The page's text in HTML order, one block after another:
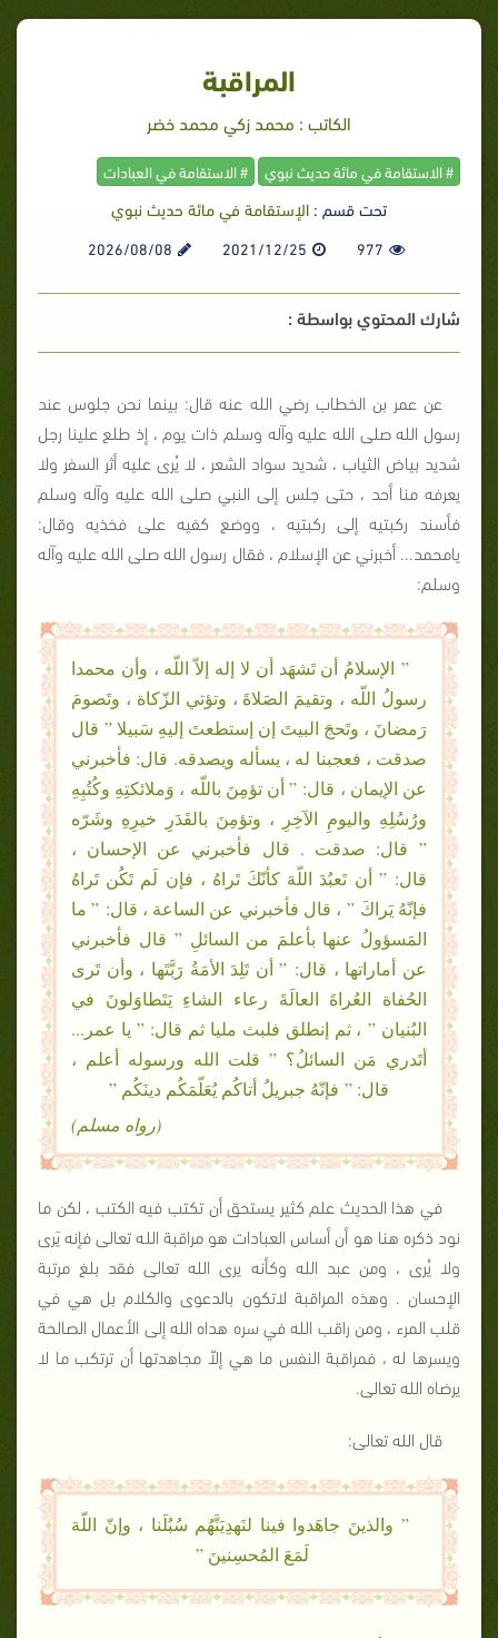
المراقبة
الكاتب : محمد زكي محمد خضر
# الاستقامة في مائة حديث نبوي # الاستقامة في العبادات
تحت قسم : الإستقامة في مائة حديث نبوي
977
2021/12/25
2026/08/08
شارك المحتوي بواسطة :
عن عمر بن الخطاب رضي الله عنه قال: بينما نحن جلوس عند
رسول الله صلى الله عليه وآله وسلم ذات يوم ، إذ طلع علينا رجل
شديد بياض الثياب ، شديد سواد الشعر ، لا يُرى عليه أثر السفر ولا
يعرفه منا أحد ، حتى جلس إلى النبي صلى الله عليه وآله وسلم
فأسند ركبتيه إلى ركبتيه ، ووضع كفيه على فخذيه وقال:
يامحمد... أخبرني عن الإسلام ، فقال رسول الله صلى الله عليه وآله
وسلم:
” الإسلامُ أن تَشهَد أن لا إله إلاّ اللّه ، وأن محمدا
رسولُ اللّه ، وتقيمَ الصَلاةَ ، وتؤتي الزّكاة ، وتَصومَ
رَمضانَ ، وتَحجَ البيتَ إن إستطعتَ إليهِ سَبيلا ” قال
صدقت ، فعجبنا له ، يسأله ويصدقه. قال: فأخبرني
عن الإيمان ، قال: ” أن تؤمِنَ باللّه ، وَملائكتِهِ وكُتُبِهِ
ورُسُلِهِ واليومِ الآخِرِ ، وتؤمِنَ بالقَدَرِ خيرِهِ وشَرّه
” قال: صدقت . قال فأخبرني عن الإحسان ،
قال: ” أن تَعبُدَ اللّهَ كأنّكَ تَراهُ ، فإن لَم تَكُن تَراهُ
فإنّهُ يَراكَ ” ، قال فأخبرني عن الساعة ، قال: ” ما
المَسؤولُ عنها بأعلمَ من السائلِ ” قال فأخبرني
عن أماراتها ، قال: ” أن تَلِدَ الأمَةُ رَبَّتَها ، وأن تَرى
الحُفاة العُراةَ العالَةَ رعاء الشاءِ يَتَطاوَلونَ في
البُنيان ” ، ثم إنطلق فلبث مليا ثم قال: ” يا عمر...
أتَدري مَن السائلُ؟ ” قلت الله ورسوله أعلم ،
قال: ” فإنّهُ جبريلُ أتاكُم يُعَلّمَكُم دينَكُم ”
(رواه مسلم)
في هذا الحديث علم كثير يستحق أن تكتب فيه الكتب ، لكن ما
نود ذكره هنا هو أن أساس العبادات هو مراقبة الله تعالى فإنه يَرى
ولا يُرى ، ومن عبد الله وكأنه يرى الله تعالى فقد بلغ مرتبة
الإحسان . وهذه المراقبة لاتكون بالدعوى والكلام بل هي في
قلب المرء ، ومن راقب الله في سره هداه الله إلى الأعمال الصالحة
ويسرها له ، فمراقبة النفس ما هي إلاّ مجاهدتها أن ترتكب ما لا
يرضاه الله تعالى.
قال الله تعالى:
” والذينَ جاهَدوا فينا لنَهدِيَنَّهُم سُبُلَنا ، وإنّ اللّهَ
لَمَعَ المُحسِنينَ ”